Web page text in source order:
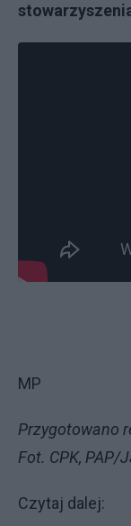
MP
Przygotowano
Fot. CPK, PAP/
Czytaj dalej: